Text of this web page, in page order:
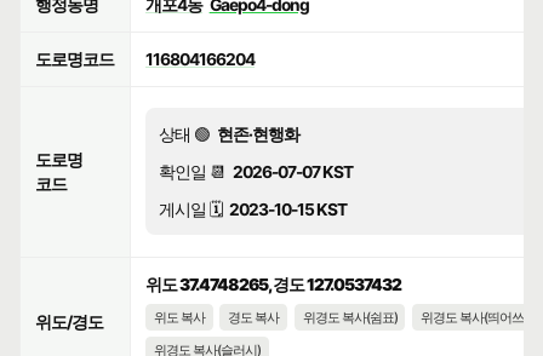
행정동명 개포4동 Gaepo4-dong
도로명코드 116804166204
도로명
코드
상태 🟢 현존·현행화
확인일 📆 2026-07-07 KST
게시일 🗓️ 2023-10-15 KST
위도/경도
위도 37.4748265, 경도 127.0537432
위도 복사 경도 복사 위경도 복사(쉼표)
위경도 복사(띄어쓰기)
위경도 복사(슬러시)